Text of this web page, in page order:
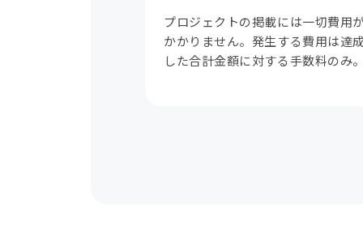
プロジェクトの掲載には一切費用
かかりません。発生する費用は達
した合計金額に対する手数料のみ